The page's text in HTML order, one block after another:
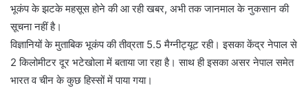
भूकंप के झटके महसूस होने की आ रही खबर, अभी तक जानमाल के नुकसान की
सूचना नहीं है।
विज्ञानियों के मुताबिक भूकंप की तीव्रता 5.5 मैग्नीट्यूट रही। इसका केंद्र नेपाल से
2 किलोमीटर दूर भटेखोला में बताया जा रहा है। साथ ही इसका असर नेपाल समेत
भारत व चीन के कुछ हिस्सों में पाया गया।